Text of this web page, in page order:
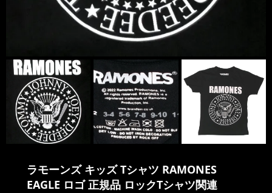
ラモーンズ キッズ Tシャツ RAMONES
EAGLE ロゴ 正規品 ロックTシャツ関連